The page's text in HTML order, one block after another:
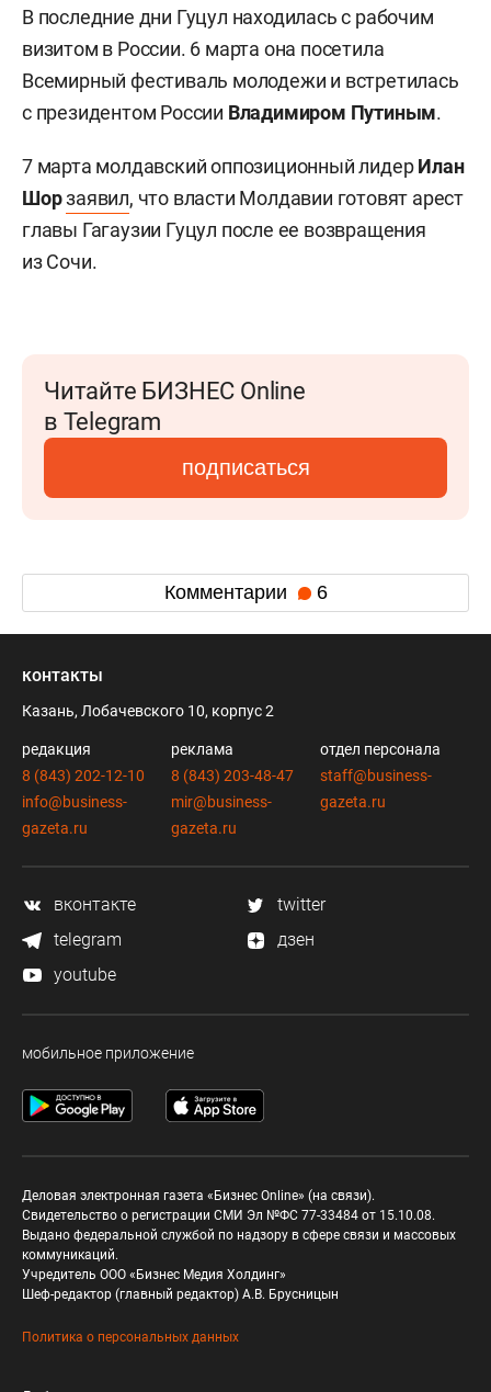
В последние дни Гуцул находилась с рабочим
визитом в России. 6 марта она посетила
Всемирный фестиваль молодежи и встретилась
с президентом России Владимиром Путиным.
7 марта молдавский оппозиционный лидерИлан
Шорзаявил, что власти Молдавии готовят арест
главы Гагаузии Гуцул после ее возвращения
из Сочи.
Читайте БИЗНЕС Online
в Telegram
подписаться
Комментарии 6
контакты
Казань, Лобачевского 10, корпус 2
редакция
8 (843) 202-12-10
info@business-
gazeta.ru
реклама
8 (843) 203-48-47
mir@business-
gazeta.ru
отдел персонала
staff@business-
gazeta.ru
вконтакте
twitter
telegram
дзен
youtube
мобильное приложение
Деловая электронная газета «Бизнес Online» (на связи).
Свидетельство о регистрации СМИ Эл №ФС 77-33484 от 15.10.08.
Выдано федеральной службой по надзору в сфере связи и массовых
коммуникаций.
Учредитель ООО «Бизнес Медия Холдинг»
Шеф-редактор (главный редактор) А.В. Брусницын
Политика о персональных данных